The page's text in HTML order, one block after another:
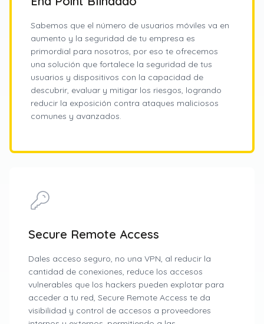
Sabemos que el número de usuarios móviles va en
aumento y la seguridad de tu empresa es
primordial para nosotros, por eso te ofrecemos
una solución que fortalece la seguridad de tus
usuarios y dispositivos con la capacidad de
descubrir, evaluar y mitigar los riesgos, logrando
reducir la exposición contra ataques maliciosos
comunes y avanzados.
Secure Remote Access
Dales acceso seguro, no una VPN, al reducir la
cantidad de conexiones, reduce los accesos
vulnerables que los hackers pueden explotar para
acceder a tu red, Secure Remote Access te da
visibilidad y control de accesos a proveedores